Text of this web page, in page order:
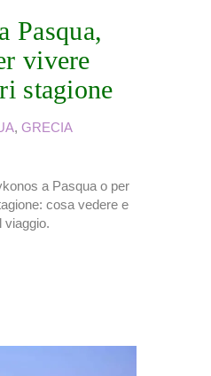
Pasqua,
vivere
stagione
, GRECIA
a Pasqua o per
cosa vedere e
viaggio.